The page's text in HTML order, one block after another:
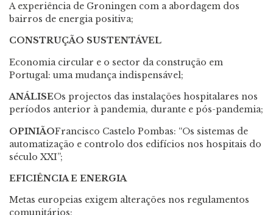
A experiência de Groningen com a abordagem dos
bairros de energia positiva;
CONSTRUÇÃO SUSTENTÁVEL
Economia circular e o sector da construção em
Portugal: uma mudança indispensável;
ANÁLISEOs projectos das instalações hospitalares nos
períodos anterior à pandemia, durante e pós-pandemia;
OPINIÃOFrancisco Castelo Pombas: “Os sistemas de
automatização e controlo dos edifícios nos hospitais do
século XXI”;
EFICIÊNCIA E ENERGIA
Metas europeias exigem alterações nos regulamentos
comunitários;